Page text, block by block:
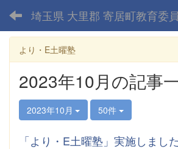
より・E土曜塾
2023年10月の記事
2023年10月 50件
「より・E土曜塾」実施しました